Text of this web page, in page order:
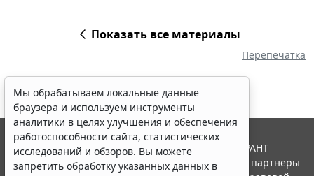
Показать все материалы
Перепечатка
Мы обрабатываем локальные данные
браузера и используем инструменты
аналитики в целях улучшения и обеспечения
работоспособности сайта, статистических
исследований и обзоров. Вы можете
запретить обработку указанных данных в
© ООО "НПП "ГАРАНТ-СЕРВИС", 2026. Система ГАРАНТ
выпускается с 1990 года. Компания "Гарант" и ее партнеры